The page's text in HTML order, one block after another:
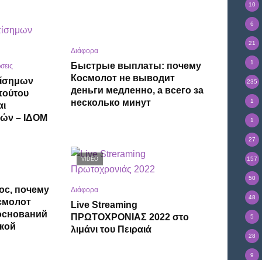
– ΙΔΟΜ
Διάφορα
Быстрые выплаты: почему
Космолот не выводит
деньги медленно, а всего за
несколько минут
почему
VIDEO
Διάφορα
Live Streaming
ΠΡΩΤΟΧΡΟΝΙΑΣ 2022 στο
λιμάνι του Πειραιά
10
6
21
1
235
1
1
27
157
50
48
5
28
9